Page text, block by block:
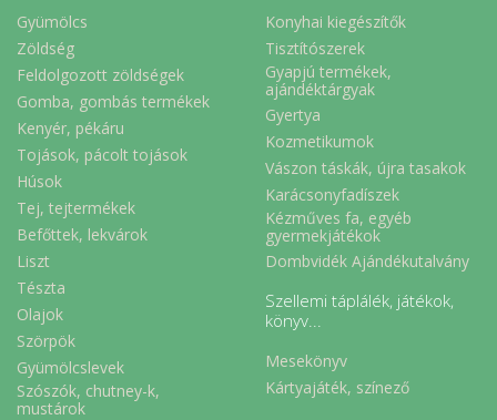
Gyümölcs
Zöldség
Feldolgozott zöldségek
Gomba, gombás termékek
Kenyér, pékáru
Tojások, pácolt tojások
Húsok
Tej, tejtermékek
Befőttek, lekvárok
Liszt
Tészta
Olajok
Szörpök
Gyümölcslevek
Szószók, chutney-k,
mustárok
Konyhai kiegészítők
Tisztítószerek
Gyapjú termékek,
ajándéktárgyak
Gyertya
Kozmetikumok
Vászon táskák, újra tasakok
Karácsonyfadíszek
Kézműves fa, egyéb
gyermekjátékok
Dombvidék Ajándékutalvány
Szellemi táplálék, játékok,
könyv...
Mesekönyv
Kártyajáték, színező